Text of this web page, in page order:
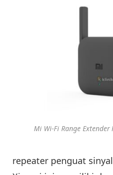
Mi Wi-Fi Range
repeater penguat